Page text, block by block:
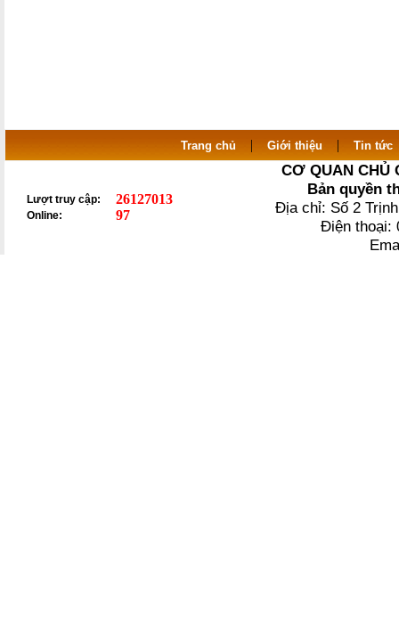
Trang chủ | Giới thiệu | Tin tức
Lượt truy cập: 26127013
Online: 97
CƠ QUAN CHỦ
Bản quyền
Địa chỉ: Số 2
Điện